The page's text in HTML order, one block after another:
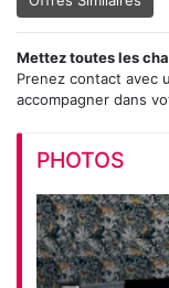
Mettez toutes les
Prenez contact avec
accompagner dans
PHOTOS